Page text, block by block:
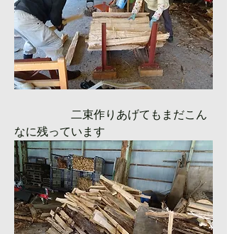
二束作りあげてもまだこん
なに残っています